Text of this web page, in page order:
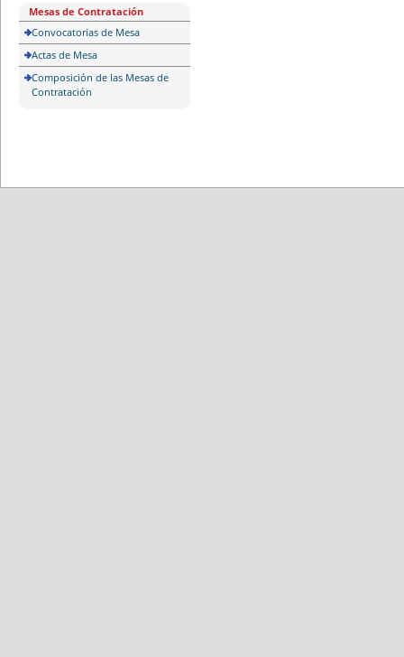
Mesas de Contratación
Convocatorias de Mesa
Actas de Mesa
Composición de las Mesas de
Contratación